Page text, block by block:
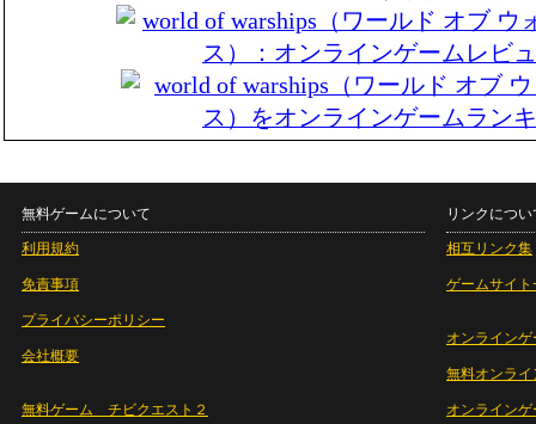
無料ゲームについて
利用規約
免責事項
プライバシーポリシー
会社概要
無料ゲーム チビクエスト２
リンクについ
相互リンク集
ゲームサイト
オンラインゲ
無料オンライ
オンライン